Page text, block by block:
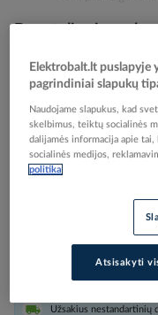
the
gallery
Elektrobalt prekės kodas
EAN kodas
Gamintojo prekės kodas
Užsakius nestandartinių
Elektrobalt.lt puslapyje
pagrindiniai slapukų
Naudojame slapukus, kad
skelbimus, teiktų socialinės
dalijamės informacija apie
socialinės medijos,
politika
Atsisakyti